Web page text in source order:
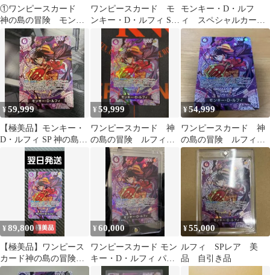
①ワンピースカード
神の島の冒険 モンキ
ー・D・ルフィ SP
ST26-005
ワンピースカード モ
ンキー・D・ルフィ SP
ST26-005 神の島の冒険
モンキー・D・ルフ
ィ スペシャルカー
ド 神の島の冒険 sp
¥59,999
【極美品】モンキー・
D・ルフィ SP 神の島の
冒険 ワンピースカード
¥59,999
ワンピースカード 神
の島の冒険 ルフィ
SP ST26-005
¥54,999
ワンピースカード 神
の島の冒険 ルフィ
SP ST26-005
¥89,800
【極美品】ワンピース
カード神の島の冒険モ
ンキー・D・ルフィSP
¥60,000
ワンピースカード モン
キー・D・ルフィ パラ
レル 神の島の冒険 OP-
¥55,000
ルフィ SPレア 美
品 自引き品